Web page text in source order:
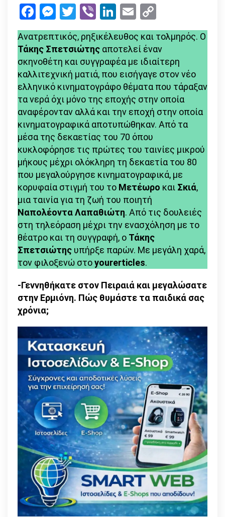
«Σήμερα
εποχή
μεγάλης
αποπροσωποποίησης»
Facebook
Messenger
Twitter
ViberLinkedIn
Email
Link
Ανατρεπτικός, ρηξικέλευθος και τολμηρός. Ο
Τάκης Σπετσιώτης αποτελεί έναν
σκηνοθέτη και συγγραφέα με ιδιαίτερη
καλλιτεχνική ματιά, που εισήγαγε στον νέο
ελληνικό κινηματογράφο θέματα που τάραξαν
τα νερά όχι μόνο της εποχής στην οποία
αναφέρονταν αλλά και την εποχή στην οποία
κινηματογραφικά αποτυπώθηκαν. Από τα
μέσα της δεκαετίας του 70 όπου
κυκλοφόρησε τις πρώτες του ταινίες μικρού
μήκους μέχρι ολόκληρη τη δεκαετία του 80
που μεγαλούργησε κινηματογραφικά, με
κορυφαία στιγμή του το Μετέωρο και Σκιά,
μια ταινία για τη ζωή του ποιητή
Ναπολέοντα Λαπαθιώτη. Από τις δουλειές
στη τηλεόραση μέχρι την ενασχόληση με το
θέατρο και τη συγγραφή, ο Τάκης
Σπετσιώτης υπήρξε παρών. Με μεγάλη χαρά,
τον φιλοξενώ στοyourerticles.
-Γεννηθήκατε στον Πειραιά και μεγαλώσατε
στην Ερμιόνη. Πώς θυμάστε τα παιδικά σας
χρόνια;